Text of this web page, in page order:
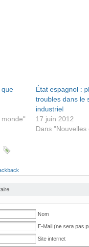
que
monde"
État espagnol :
troubles dans le
industriel
17 juin 2012
Dans
Nom
E-Mail (ne sera pas
Site internet